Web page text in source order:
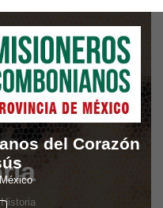
del Corazón
Historia